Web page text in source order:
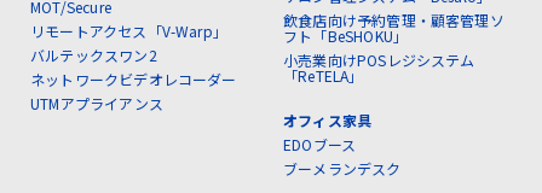
MOT/Secure
リモートアクセス「V-Warp」
バルテックスワン2
ネットワークビデオレコーダー
UTMアプライアンス
飲食店向け予約管理・顧客管理ソ
フト「BeSHOKU」
小売業向けPOSレジシステム
「ReTELA」
オフィス家具
EDOブース
ブーメランデスク